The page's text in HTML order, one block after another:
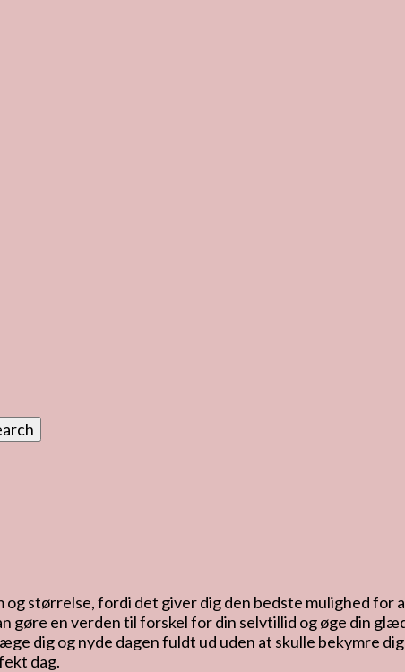
størrelse, fordi det giver dig den bedste mulighed for
gøre en verden til forskel for din selvtillid og øge din
dig og nyde dagen fuldt ud uden at skulle bekymre
dag.